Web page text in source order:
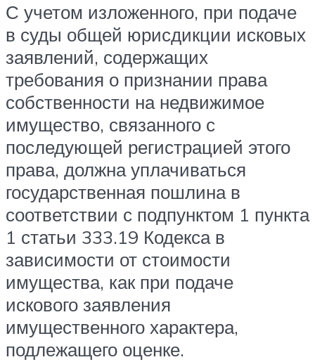
С учетом изложенного, при подаче
в суды общей юрисдикции исковых
заявлений, содержащих
требования о признании права
собственности на недвижимое
имущество, связанного с
последующей регистрацией этого
права, должна уплачиваться
государственная пошлина в
соответствии с подпунктом 1 пункта
1 статьи 333.19 Кодекса в
зависимости от стоимости
имущества, как при подаче
искового заявления
имущественного характера,
подлежащего оценке.